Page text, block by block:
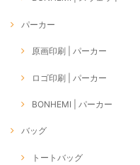
パーカー
原画印刷 | パーカー
ロゴ印刷 | パーカー
BONHEMI | パーカー
バッグ
トートバッグ